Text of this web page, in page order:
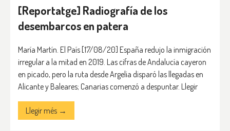
[Reportatge] Radiografía de los
desembarcos en patera
María Martín. El País [17/08/20] España redujo la inmigración
irregular a la mitad en 2019. Las cifras de Andalucía cayeron
en picado, pero la ruta desde Argelia disparó las llegadas en
Alicante y Baleares; Canarias comenzó a despuntar. Llegir
Llegir més →